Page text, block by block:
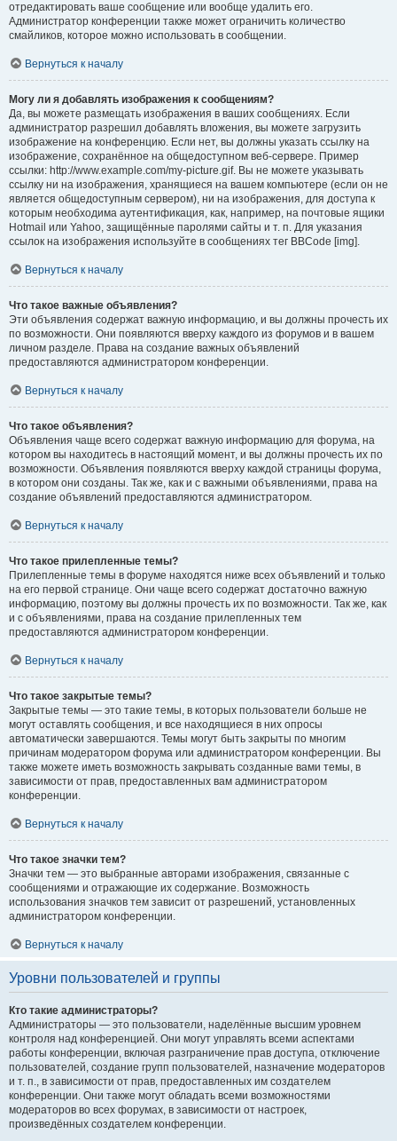
отредактировать ваше сообщение или вообще удалить его.
Администратор конференции также может ограничить количество
смайликов, которое можно использовать в сообщении.
Вернуться к началу
Могу ли я добавлять изображения к сообщениям?
Да, вы можете размещать изображения в ваших сообщениях. Если
администратор разрешил добавлять вложения, вы можете загрузить
изображение на конференцию. Если нет, вы должны указать ссылку на
изображение, сохранённое на общедоступном веб-сервере. Пример
ссылки: http://www.example.com/my-picture.gif. Вы не можете указывать
ссылку ни на изображения, хранящиеся на вашем компьютере (если он не
является общедоступным сервером), ни на изображения, для доступа к
которым необходима аутентификация, как, например, на почтовые ящики
Hotmail или Yahoo, защищённые паролями сайты и т. п. Для указания
ссылок на изображения используйте в сообщениях тег BBCode [img].
Вернуться к началу
Что такое важные объявления?
Эти объявления содержат важную информацию, и вы должны прочесть их
по возможности. Они появляются вверху каждого из форумов и в вашем
личном разделе. Права на создание важных объявлений
предоставляются администратором конференции.
Вернуться к началу
Что такое объявления?
Объявления чаще всего содержат важную информацию для форума, на
котором вы находитесь в настоящий момент, и вы должны прочесть их по
возможности. Объявления появляются вверху каждой страницы форума,
в котором они созданы. Так же, как и с важными объявлениями, права на
создание объявлений предоставляются администратором.
Вернуться к началу
Что такое прилепленные темы?
Прилепленные темы в форуме находятся ниже всех объявлений и только
на его первой странице. Они чаще всего содержат достаточно важную
информацию, поэтому вы должны прочесть их по возможности. Так же, как
и с объявлениями, права на создание прилепленных тем
предоставляются администратором конференции.
Вернуться к началу
Что такое закрытые темы?
Закрытые темы — это такие темы, в которых пользователи больше не
могут оставлять сообщения, и все находящиеся в них опросы
автоматически завершаются. Темы могут быть закрыты по многим
причинам модератором форума или администратором конференции. Вы
также можете иметь возможность закрывать созданные вами темы, в
зависимости от прав, предоставленных вам администратором
конференции.
Вернуться к началу
Что такое значки тем?
Значки тем — это выбранные авторами изображения, связанные с
сообщениями и отражающие их содержание. Возможность
использования значков тем зависит от разрешений, установленных
администратором конференции.
Вернуться к началу
Уровни пользователей и группы
Кто такие администраторы?
Администраторы — это пользователи, наделённые высшим уровнем
контроля над конференцией. Они могут управлять всеми аспектами
работы конференции, включая разграничение прав доступа, отключение
пользователей, создание групп пользователей, назначение модераторов
и т. п., в зависимости от прав, предоставленных им создателем
конференции. Они также могут обладать всеми возможностями
модераторов во всех форумах, в зависимости от настроек,
произведённых создателем конференции.